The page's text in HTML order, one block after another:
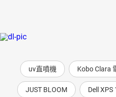
第四十八章：你得把它當情
第四十九章：一位新疆女子
第五十章：櫻花戀曲
第五十一章：簡單人物
uv直噴機 Kobo Clara
JUST BLOOM Dell XPS